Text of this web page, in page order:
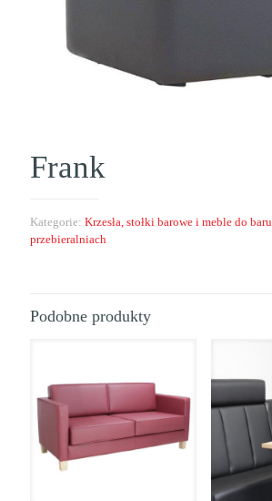
Frank
Kategorie: Krzesła, stołki barowe i meble do baru
przebieralniach
Podobne produkty